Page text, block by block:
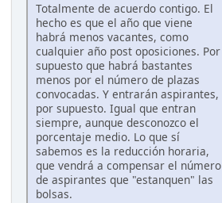
Totalmente de acuerdo contigo. El
hecho es que el año que viene
habrá menos vacantes, como
cualquier año post oposiciones. Por
supuesto que habrá bastantes
menos por el número de plazas
convocadas. Y entrarán aspirantes,
por supuesto. Igual que entran
siempre, aunque desconozco el
porcentaje medio. Lo que sí
sabemos es la reducción horaria,
que vendrá a compensar el número
de aspirantes que "estanquen" las
bolsas.